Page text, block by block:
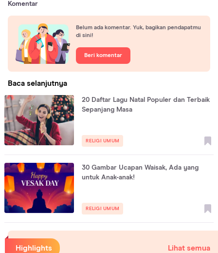
Komentar
Belum ada komentar. Yuk, bagikan pendapatmu
di sini!
Beri komentar
Baca selanjutnya
20 Daftar Lagu Natal Populer dan Terbaik
Sepanjang Masa
RELIGI UMUM
30 Gambar Ucapan Waisak, Ada yang
untuk Anak-anak!
RELIGI UMUM
Highlights Lihat semua